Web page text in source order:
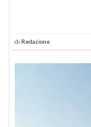
di Redazione